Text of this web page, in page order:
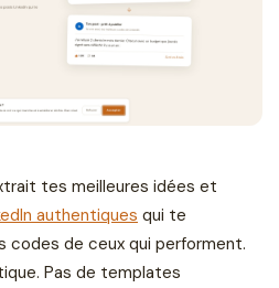
tes meilleures idées et
authentiques qui te
codes de ceux qui performent.
Pas de templates